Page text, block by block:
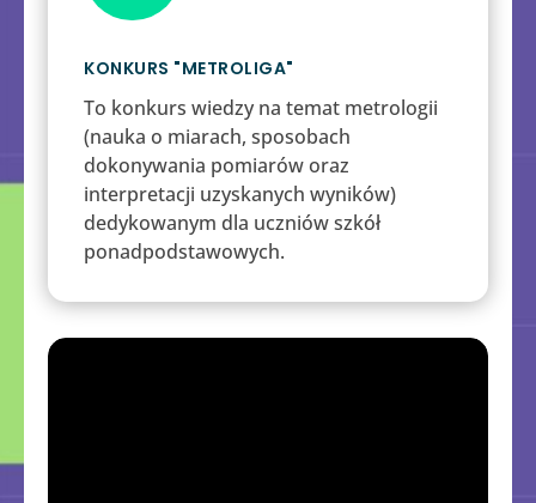
KONKURS "METROLIGA"
To konkurs wiedzy na temat metrologii
(nauka o miarach, sposobach
dokonywania pomiarów oraz
interpretacji uzyskanych wyników)
dedykowanym dla uczniów szkół
ponadpodstawowych.